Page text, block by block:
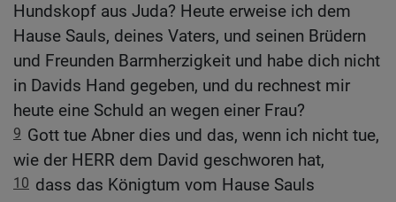
Hundskopf aus Juda? Heute erweise ich dem
Hause Sauls, deines Vaters, und seinen Brüdern
und Freunden Barmherzigkeit und habe dich nicht
in Davids Hand gegeben, und du rechnest mir
heute eine Schuld an wegen einer Frau?
9 Gott tue Abner dies und das, wenn ich nicht tue,
wie der HERR dem David geschworen hat,
10 dass das Königtum vom Hause Sauls